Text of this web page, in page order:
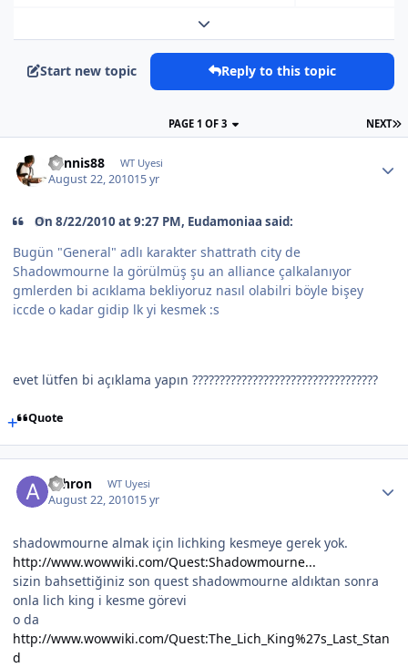
Expand topic overview
Start new topic Reply to this topic
NEXT
PAGE 1 OF 3
dennis88 WT Uyesi
August 22, 201015 yr
On 8/22/2010 at 9:27 PM, Eudamoniaa said:
Bugün "General" adlı karakter shattrath city de
Shadowmourne la görülmüş şu an alliance çalkalanıyor
gmlerden bi acıklama bekliyoruz nasıl olabilri böyle bişey
iccde o kadar gidip lk yi kesmek :s
evet lütfen bi açıklama yapın ??????????????????????????????????
Quote
achron WT Uyesi
August 22, 201015 yr
shadowmourne almak için lichking kesmeye gerek yok.
http://www.wowwiki.com/Quest:Shadowmourne...
sizin bahsettiğiniz son quest shadowmourne aldıktan sonra
onla lich king i kesme görevi
o da
http://www.wowwiki.com/Quest:The_Lich_King%27s_Last_Stan
d